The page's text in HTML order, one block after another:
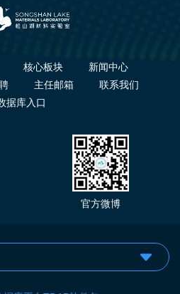
核心板块
新闻中心
主任邮箱
联系我们
据库入口
官方微博